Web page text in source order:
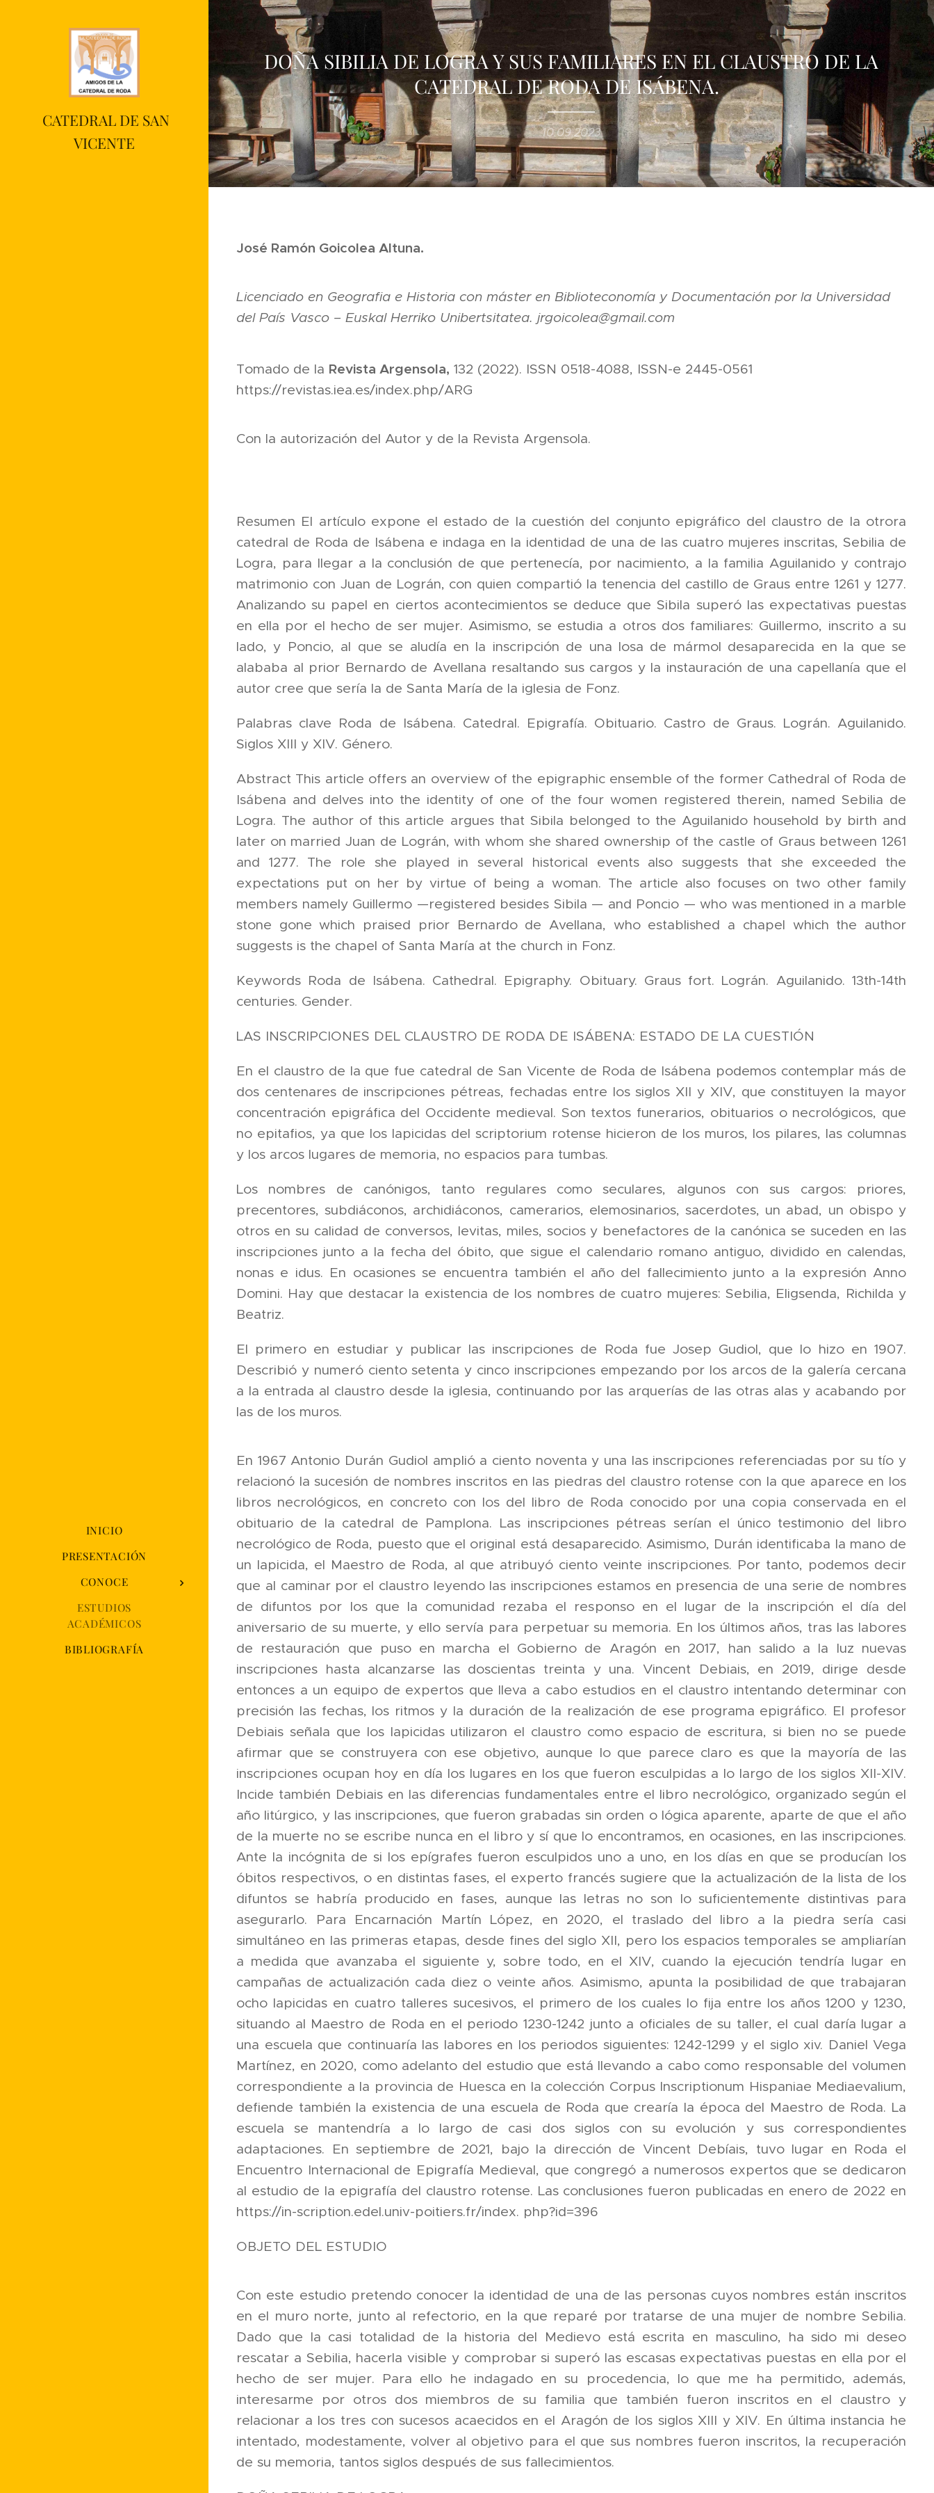
CATEDRAL DE SAN
VICENTE
INICIO
PRESENTACIÓN
CONOCE
ESTUDIOS
ACADÉMICOS
BIBLIOGRAFÍA
DOÑA SIBILIA DE LOGRA Y SUS FAMILIARES EN EL CLAUSTRO DE LA
CATEDRAL DE RODA DE ISÁBENA.
10.09.2023
José Ramón Goicolea Altuna.
Licenciado en Geografia e Historia con máster en Biblioteconomía y Documentación por la Universidad
del País Vasco – Euskal Herriko Unibertsitatea. jrgoicolea@gmail.com
Tomado de la Revista Argensola, 132 (2022). ISSN 0518-4088, ISSN-e 2445-0561
https://revistas.iea.es/index.php/ARG
Con la autorización del Autor y de la Revista Argensola.
Resumen El artículo expone el estado de la cuestión del conjunto epigráfico del claustro de la otrora
catedral de Roda de Isábena e indaga en la identidad de una de las cuatro mujeres inscritas, Sebilia de
Logra, para llegar a la conclusión de que pertenecía, por nacimiento, a la familia Aguilanido y contrajo
matrimonio con Juan de Lográn, con quien compartió la tenencia del castillo de Graus entre 1261 y 1277.
Analizando su papel en ciertos acontecimientos se deduce que Sibila superó las expectativas puestas
en ella por el hecho de ser mujer. Asimismo, se estudia a otros dos familiares: Guillermo, inscrito a su
lado, y Poncio, al que se aludía en la inscripción de una losa de mármol desaparecida en la que se
alababa al prior Bernardo de Avellana resaltando sus cargos y la instauración de una capellanía que el
autor cree que sería la de Santa María de la iglesia de Fonz.
Palabras clave Roda de Isábena. Catedral. Epigrafía. Obituario. Castro de Graus. Lográn. Aguilanido.
Siglos XIII y XIV. Género.
Abstract This article offers an overview of the epigraphic ensemble of the former Cathedral of Roda de
Isábena and delves into the identity of one of the four women registered therein, named Sebilia de
Logra. The author of this article argues that Sibila belonged to the Aguilanido household by birth and
later on married Juan de Lográn, with whom she shared ownership of the castle of Graus between 1261
and 1277. The role she played in several historical events also suggests that she exceeded the
expectations put on her by virtue of being a woman. The article also focuses on two other family
members namely Guillermo —registered besides Sibila — and Poncio — who was mentioned in a marble
stone gone which praised prior Bernardo de Avellana, who established a chapel which the author
suggests is the chapel of Santa María at the church in Fonz.
Keywords Roda de Isábena. Cathedral. Epigraphy. Obituary. Graus fort. Lográn. Aguilanido. 13th-14th
centuries. Gender.
LAS INSCRIPCIONES DEL CLAUSTRO DE RODA DE ISÁBENA: ESTADO DE LA CUESTIÓN
En el claustro de la que fue catedral de San Vicente de Roda de Isábena podemos contemplar más de
dos centenares de inscripciones pétreas, fechadas entre los siglos XII y XIV, que constituyen la mayor
concentración epigráfica del Occidente medieval. Son textos funerarios, obituarios o necrológicos, que
no epitafios, ya que los lapicidas del scriptorium rotense hicieron de los muros, los pilares, las columnas
y los arcos lugares de memoria, no espacios para tumbas.
Los nombres de canónigos, tanto regulares como seculares, algunos con sus cargos: priores,
precentores, subdiáconos, archidiáconos, camerarios, elemosinarios, sacerdotes, un abad, un obispo y
otros en su calidad de conversos, levitas, miles, socios y benefactores de la canónica se suceden en las
inscripciones junto a la fecha del óbito, que sigue el calendario romano antiguo, dividido en calendas,
nonas e idus. En ocasiones se encuentra también el año del fallecimiento junto a la expresión Anno
Domini. Hay que destacar la existencia de los nombres de cuatro mujeres: Sebilia, Eligsenda, Richilda y
Beatriz.
El primero en estudiar y publicar las inscripciones de Roda fue Josep Gudiol, que lo hizo en 1907.
Describió y numeró ciento setenta y cinco inscripciones empezando por los arcos de la galería cercana
a la entrada al claustro desde la iglesia, continuando por las arquerías de las otras alas y acabando por
las de los muros.
En 1967 Antonio Durán Gudiol amplió a ciento noventa y una las inscripciones referenciadas por su tío y
relacionó la sucesión de nombres inscritos en las piedras del claustro rotense con la que aparece en los
libros necrológicos, en concreto con los del libro de Roda conocido por una copia conservada en el
obituario de la catedral de Pamplona. Las inscripciones pétreas serían el único testimonio del libro
necrológico de Roda, puesto que el original está desaparecido. Asimismo, Durán identificaba la mano de
un lapicida, el Maestro de Roda, al que atribuyó ciento veinte inscripciones. Por tanto, podemos decir
que al caminar por el claustro leyendo las inscripciones estamos en presencia de una serie de nombres
de difuntos por los que la comunidad rezaba el responso en el lugar de la inscripción el día del
aniversario de su muerte, y ello servía para perpetuar su memoria. En los últimos años, tras las labores
de restauración que puso en marcha el Gobierno de Aragón en 2017, han salido a la luz nuevas
inscripciones hasta alcanzarse las doscientas treinta y una. Vincent Debiais, en 2019, dirige desde
entonces a un equipo de expertos que lleva a cabo estudios en el claustro intentando determinar con
precisión las fechas, los ritmos y la duración de la realización de ese programa epigráfico. El profesor
Debiais señala que los lapicidas utilizaron el claustro como espacio de escritura, si bien no se puede
afirmar que se construyera con ese objetivo, aunque lo que parece claro es que la mayoría de las
inscripciones ocupan hoy en día los lugares en los que fueron esculpidas a lo largo de los siglos XII-XIV.
Incide también Debiais en las diferencias fundamentales entre el libro necrológico, organizado según el
año litúrgico, y las inscripciones, que fueron grabadas sin orden o lógica aparente, aparte de que el año
de la muerte no se escribe nunca en el libro y sí que lo encontramos, en ocasiones, en las inscripciones.
Ante la incógnita de si los epígrafes fueron esculpidos uno a uno, en los días en que se producían los
óbitos respectivos, o en distintas fases, el experto francés sugiere que la actualización de la lista de los
difuntos se habría producido en fases, aunque las letras no son lo suficientemente distintivas para
asegurarlo. Para Encarnación Martín López, en 2020, el traslado del libro a la piedra sería casi
simultáneo en las primeras etapas, desde fines del siglo XII, pero los espacios temporales se ampliarían
a medida que avanzaba el siguiente y, sobre todo, en el XIV, cuando la ejecución tendría lugar en
campañas de actualización cada diez o veinte años. Asimismo, apunta la posibilidad de que trabajaran
ocho lapicidas en cuatro talleres sucesivos, el primero de los cuales lo fija entre los años 1200 y 1230,
situando al Maestro de Roda en el periodo 1230-1242 junto a oficiales de su taller, el cual daría lugar a
una escuela que continuaría las labores en los periodos siguientes: 1242-1299 y el siglo xiv. Daniel Vega
Martínez, en 2020, como adelanto del estudio que está llevando a cabo como responsable del volumen
correspondiente a la provincia de Huesca en la colección Corpus Inscriptionum Hispaniae Mediaevalium,
defiende también la existencia de una escuela de Roda que crearía la época del Maestro de Roda. La
escuela se mantendría a lo largo de casi dos siglos con su evolución y sus correspondientes
adaptaciones. En septiembre de 2021, bajo la dirección de Vincent Debíais, tuvo lugar en Roda el
Encuentro Internacional de Epigrafía Medieval, que congregó a numerosos expertos que se dedicaron
al estudio de la epigrafía del claustro rotense. Las conclusiones fueron publicadas en enero de 2022 en
https://in-scription.edel.univ-poitiers.fr/index. php?id=396
OBJETO DEL ESTUDIO
Con este estudio pretendo conocer la identidad de una de las personas cuyos nombres están inscritos
en el muro norte, junto al refectorio, en la que reparé por tratarse de una mujer de nombre Sebilia.
Dado que la casi totalidad de la historia del Medievo está escrita en masculino, ha sido mi deseo
rescatar a Sebilia, hacerla visible y comprobar si superó las escasas expectativas puestas en ella por el
hecho de ser mujer. Para ello he indagado en su procedencia, lo que me ha permitido, además,
interesarme por otros dos miembros de su familia que también fueron inscritos en el claustro y
relacionar a los tres con sucesos acaecidos en el Aragón de los siglos XIII y XIV. En última instancia he
intentado, modestamente, volver al objetivo para el que sus nombres fueron inscritos, la recuperación
de su memoria, tantos siglos después de sus fallecimientos.